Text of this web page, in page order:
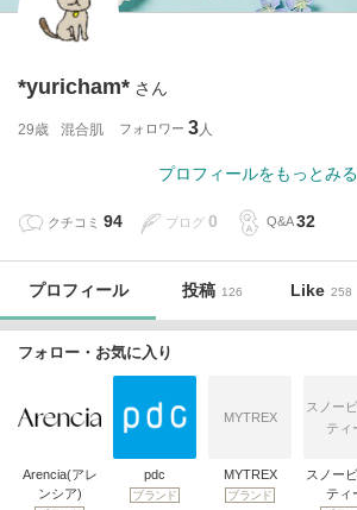
*yuricham* さん
29歳 混合肌 フォロワー 3
プロフィールをもっとみる
クチコミ 94 ブログ 0 Q&A 32
プロフィール 投稿 126 Like 258
フォロー・お気に入り
Arencia(アレ
ンシア)
pdc
ブランド
MYTREX
MYTREX
ブランド
スノー
ティ
スノー
ティ